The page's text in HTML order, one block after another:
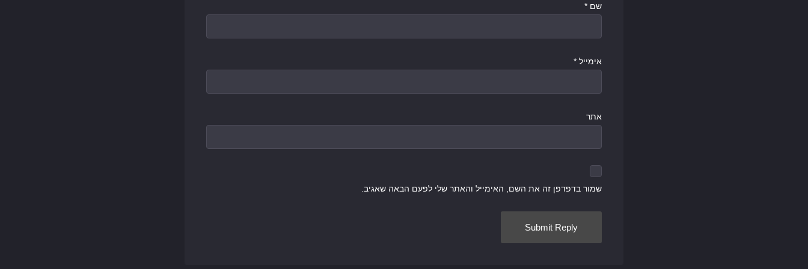
שם *
אימייל *
אתר
שמור בדפדפן זה את השם, האימייל והאתר שלי לפעם הבאה שאגיב.